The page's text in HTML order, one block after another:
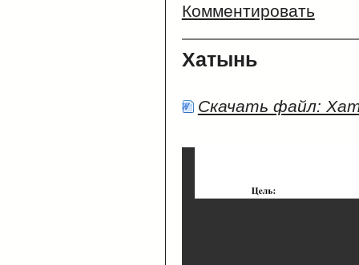
Комментировать
Хатынь
Скачать файл: